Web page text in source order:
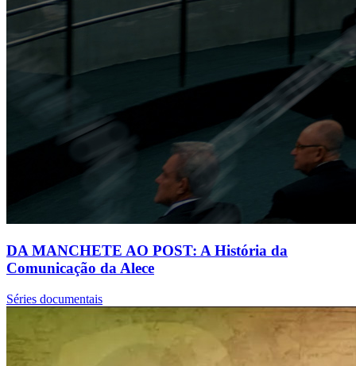
DA MANCHETE AO POST: A História da
Comunicação da Alece
Séries documentais